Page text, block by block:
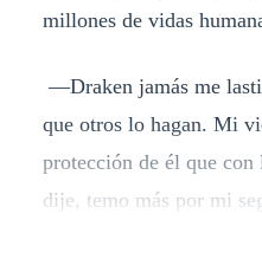
millones de vidas
—Draken jamás me
que otros lo hagan. Mi
protección de él que con
dije, temo más por mi